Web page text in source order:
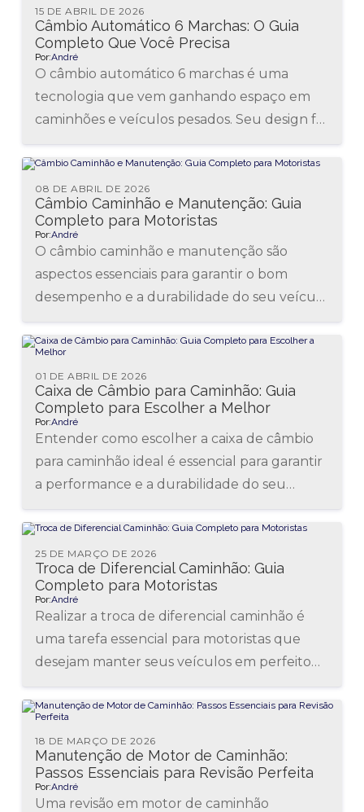
Câmbio Automático 6 Marchas: O Guia
Completo Que Você Precisa
15 DE ABRIL DE 2026
Por:André
O câmbio automático 6 marchas é uma
tecnologia que vem ganhando espaço em
caminhões e veículos pesados. Seu design foi
Câmbio Caminhão e Manutenção: Guia
Completo para Motoristas
08 DE ABRIL DE 2026
Por:André
O câmbio caminhão e manutenção são
aspectos essenciais para garantir o bom
desempenho e a durabilidade do seu veículo
Caixa de Câmbio para Caminhão: Guia
Completo para Escolher a Melhor
01 DE ABRIL DE 2026
Por:André
Entender como escolher a caixa de câmbio
para caminhão ideal é essencial para garantir
a performance e a durabilidade do seu
Troca de Diferencial Caminhão: Guia
Completo para Motoristas
25 DE MARÇO DE 2026
Por:André
Realizar a troca de diferencial caminhão é
uma tarefa essencial para motoristas que
desejam manter seus veículos em perfeito
componente...
Manutenção de Motor de Caminhão:
Passos Essenciais para Revisão Perfeita
18 DE MARÇO DE 2026
Por:André
Uma revisão em motor de caminhão